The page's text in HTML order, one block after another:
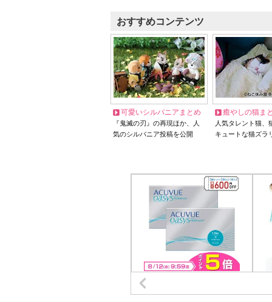
おすすめコンテンツ
可愛いシルバニアまとめ
『鬼滅の刃』の再現ほか、人
気のシルバニア投稿を公開
癒やしの猫ま
人気タレント猫
キュートな猫ズラ